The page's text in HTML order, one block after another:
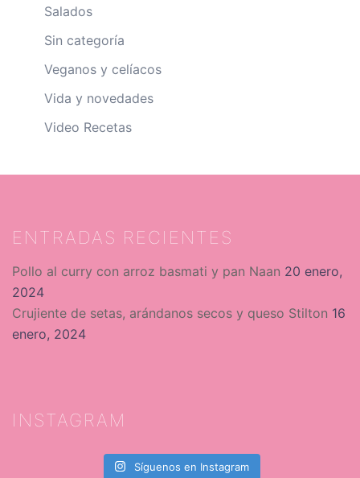
Salados
Sin categoría
Veganos y celíacos
Vida y novedades
Video Recetas
ENTRADAS RECIENTES
Pollo al curry con arroz basmati y pan Naan 20 enero,
2024
Crujiente de setas, arándanos secos y queso Stilton 16
enero, 2024
INSTAGRAM
Síguenos en Instagram